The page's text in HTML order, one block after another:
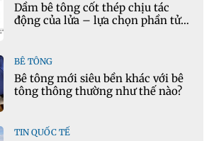
Dầm bê tông cốt thép chịu tác
động của lửa – lựa chọn phần tử
BÊ TÔNG
Bê tông mới siêu bền khác với bê
tông thông thường như thế nào?
TIN QUỐC TẾ